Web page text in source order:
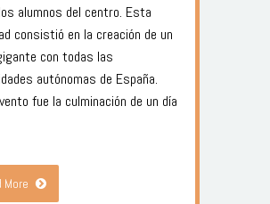
alumnos del centro. Esta
consistió en la creación de un
con todas las
autónomas de España.
fue la culminación de un día
More